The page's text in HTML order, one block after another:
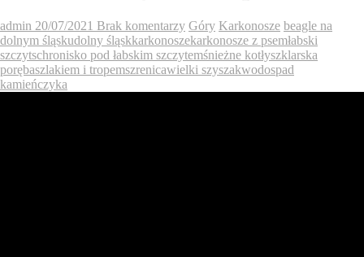
admin 20/07/2021 Brak komentarzy Góry Karkonosze beagle na
dolnym śląskudolny śląskkarkonoszekarkonosze z psemłabski
szczytschronisko pod łabskim szczytemśnieżne kotłyszklarska
porębaszlakiem i tropemszrenicawielki szyszakwodospad
kamieńczyka